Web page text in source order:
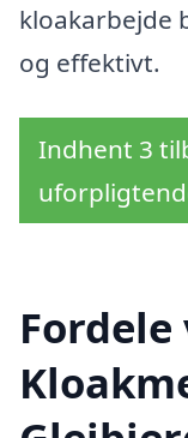
kloakarbejde
og effektivt.
Indhent 3